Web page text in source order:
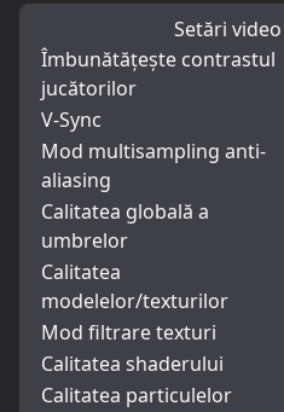
Setări
Îmbunătățește contrastul
jucătorilor
V-Sync
Mod multisampling anti-
aliasing
Calitatea globală a
umbrelor
Calitatea
modelelor/texturilor
Mod filtrare texturi
Calitatea shaderului
Calitatea particulelor